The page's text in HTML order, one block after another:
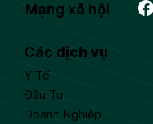
Các dịch vụ
Y Tế
Đầu Tư
Doanh Nghiệp
Mạng xã hội